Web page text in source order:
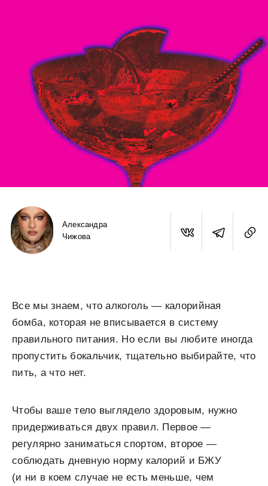
Александра
Чижова
Все мы знаем, что алкоголь — калорийная
бомба, которая не вписывается в систему
правильного питания. Но если вы любите иногда
пропустить бокальчик, тщательно выбирайте, что
пить, а что нет.
Чтобы ваше тело выглядело здоровым, нужно
придерживаться двух правил. Первое —
регулярно заниматься спортом, второе —
соблюдать дневную норму калорий и БЖУ
(и ни в коем случае не есть меньше, чем